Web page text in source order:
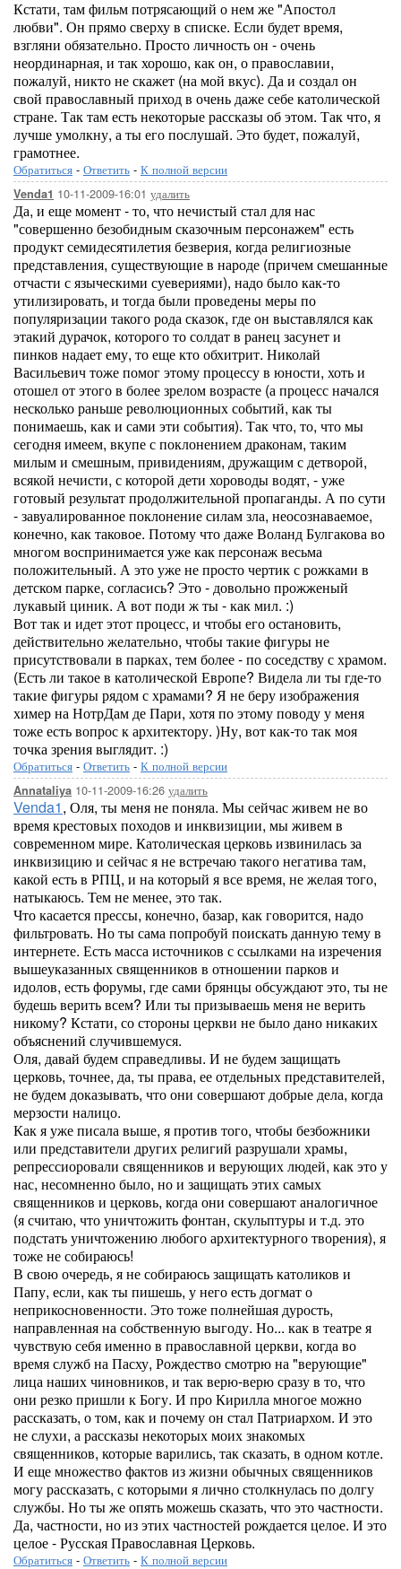
Кстати, там фильм потрясающий о нем же "Апостол
любви". Он прямо сверху в списке. Если будет время,
взгляни обязательно. Просто личность он - очень
неординарная, и так хорошо, как он, о православии,
пожалуй, никто не скажет (на мой вкус). Да и создал он
свой православный приход в очень даже себе католической
стране. Так там есть некоторые рассказы об этом. Так что, я
лучше умолкну, а ты его послушай. Это будет, пожалуй,
грамотнее.
Обратиться - Ответить - К полной версии
Venda1 10-11-2009-16:01 удалить
Да, и еще момент - то, что нечистый стал для нас
"совершенно безобидным сказочным персонажем" есть
продукт семидесятилетия безверия, когда религиозные
представления, существующие в народе (причем смешанные
отчасти с языческими суевериями), надо было как-то
утилизировать, и тогда были проведены меры по
популяризации такого рода сказок, где он выставлялся как
этакий дурачок, которого то солдат в ранец засунет и
пинков надает ему, то еще кто обхитрит. Николай
Васильевич тоже помог этому процессу в юности, хоть и
отошел от этого в более зрелом возрасте (а процесс начался
несколько раньше революционных событий, как ты
понимаешь, как и сами эти события). Так что, то, что мы
сегодня имеем, вкупе с поклонением драконам, таким
милым и смешным, привидениям, дружащим с детворой,
всякой нечисти, с которой дети хороводы водят, - уже
готовый результат продолжительной пропаганды. А по сути
- завуалированное поклонение силам зла, неосознаваемое,
конечно, как таковое. Потому что даже Воланд Булгакова во
многом воспринимается уже как персонаж весьма
положительный. А это уже не просто чертик с рожками в
детском парке, согласись? Это - довольно прожженый
лукавый циник. А вот поди ж ты - как мил. :)
Вот так и идет этот процесс, и чтобы его остановить,
действительно желательно, чтобы такие фигуры не
присутствовали в парках, тем более - по соседству с храмом.
(Есть ли такое в католической Европе? Видела ли ты где-то
такие фигуры рядом с храмами? Я не беру изображения
химер на НотрДам де Пари, хотя по этому поводу у меня
тоже есть вопрос к архитектору. )Ну, вот как-то так моя
точка зрения выглядит. :)
Обратиться - Ответить - К полной версии
Annataliya 10-11-2009-16:26 удалить
Venda1, Оля, ты меня не поняла. Мы сейчас живем не во
время крестовых походов и инквизиции, мы живем в
современном мире. Католическая церковь извинилась за
инквизицию и сейчас я не встречаю такого негатива там,
какой есть в РПЦ, и на который я все время, не желая того,
натыкаюсь. Тем не менее, это так.
Что касается прессы, конечно, базар, как говорится, надо
фильтровать. Но ты сама попробуй поискать данную тему в
интернете. Есть масса источников с ссылками на изречения
вышеуказанных священников в отношении парков и
идолов, есть форумы, где сами брянцы обсуждают это, ты не
будешь верить всем? Или ты призываешь меня не верить
никому? Кстати, со стороны церкви не было дано никаких
объяснений случившемуся.
Оля, давай будем справедливы. И не будем защищать
церковь, точнее, да, ты права, ее отдельных представителей,
не будем доказывать, что они совершают добрые дела, когда
мерзости налицо.
Как я уже писала выше, я против того, чтобы безбожники
или представители других религий разрушали храмы,
репрессиоровали священников и верующих людей, как это у
нас, несомненно было, но и защищать этих самых
священников и церковь, когда они совершают аналогичное
(я считаю, что уничтожить фонтан, скульптуры и т.д. это
подстать уничтожению любого архитектурного творения), я
тоже не собираюсь!
В свою очередь, я не собираюсь защищать католиков и
Папу, если, как ты пишешь, у него есть догмат о
неприкосновенности. Это тоже полнейшая дурость,
направленная на собственную выгоду. Но... как в театре я
чувствую себя именно в православной церкви, когда во
время служб на Пасху, Рождество смотрю на "верующие"
лица наших чиновников, и так верю-верю сразу в то, что
они резко пришли к Богу. И про Кирилла многое можно
рассказать, о том, как и почему он стал Патриархом. И это
не слухи, а рассказы некоторых моих знакомых
священников, которые варились, так сказать, в одном котле.
И еще множество фактов из жизни обычных священников
могу рассказать, с которыми я лично столкнулась по долгу
службы. Но ты же опять можешь сказать, что это частности.
Да, частности, но из этих частностей рождается целое. И это
целое - Русская Православная Церковь.
Обратиться - Ответить - К полной версии